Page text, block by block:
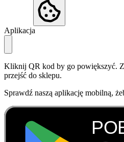
Aplikacja
Kliknij QR kod by go powiększyć.
przejść do sklepu.
Sprawdź naszą aplikację mobilną,